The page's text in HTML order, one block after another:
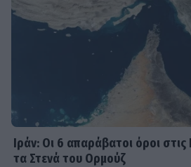
– Το πολύχρωμο look που
σε καλοκαιρινό πάρτι
Η Βάλια Χατζηθεοδώρου
τα βλέμματα με τις καλοκαιρινές
πόζες στο νησί των ανέμων
Ιράν: Οι 6 απαράβατοι όροι στις
τα Στενά του Ορμούζ